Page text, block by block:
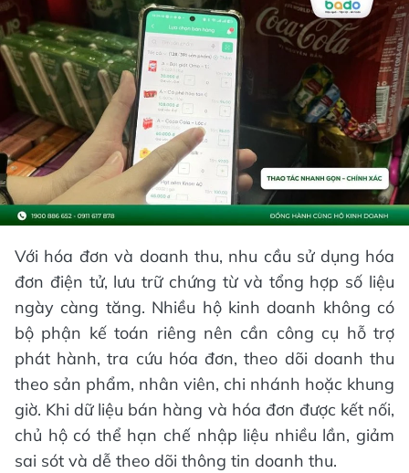
Với hóa đơn và doanh thu, nhu cầu sử dụng hóa
đơn điện tử, lưu trữ chứng từ và tổng hợp số liệu
ngày càng tăng. Nhiều hộ kinh doanh không có
bộ phận kế toán riêng nên cần công cụ hỗ trợ
phát hành, tra cứu hóa đơn, theo dõi doanh thu
theo sản phẩm, nhân viên, chi nhánh hoặc khung
giờ. Khi dữ liệu bán hàng và hóa đơn được kết nối,
chủ hộ có thể hạn chế nhập liệu nhiều lần, giảm
sai sót và dễ theo dõi thông tin doanh thu.